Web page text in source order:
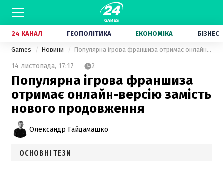
24 КАНАЛ ГЕОПОЛІТИКА ЕКОНОМІКА БІЗНЕС
Games Новини Популярна ігрова франшиза отримає онлайн-версію замість нового продовження
14 листопада, 17:17 2
Популярна ігрова франшиза
отримає онлайн-версію замість
нового продовження
Олександр Гайдамашко
ОСНОВНІ ТЕЗИ